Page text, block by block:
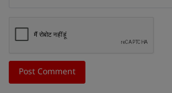
Post Comment